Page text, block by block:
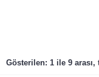
Gösterilen: 1 ile 9 arası,